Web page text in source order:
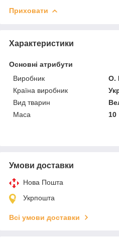
Приховати
Характеристики
Основні атрибути
Виробник
O.
Країна виробник
Вид тварин
Маса
10
Умови доставки
Нова Пошта
Укрпошта
Всі умови доставки